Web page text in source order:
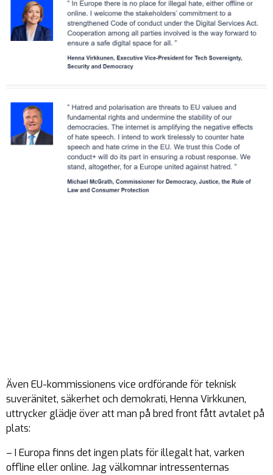
Även EU-kommissionens vice ordförande för teknisk
suveränitet, säkerhet och demokrati, Henna Virkkunen,
uttrycker glädje över att man på bred front fått avtalet på
plats:
– I Europa finns det ingen plats för illegalt hat, varken
offline eller online. Jag välkomnar intressenternas